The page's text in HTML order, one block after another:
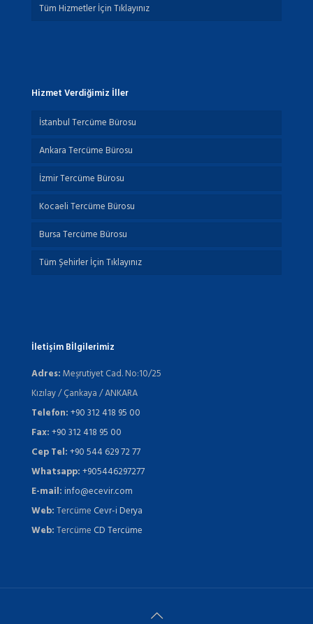
Tüm Hizmetler İçin Tıklayınız
Hizmet Verdiğimiz İller
İstanbul Tercüme Bürosu
Ankara Tercüme Bürosu
İzmir Tercüme Bürosu
Kocaeli Tercüme Bürosu
Bursa Tercüme Bürosu
Tüm Şehirler İçin Tıklayınız
İletişim Bİlgilerimiz
Adres:Meşrutiyet Cad. No:10/25
Kızılay / Çankaya / ANKARA
Telefon:+90 312 418 95 00
Fax:+90 312 418 95 00
Cep Tel:+90 544 629 72 77
Whatsapp:+905446297277
E-mail:info@ecevir.com
Web:Tercüme Cevr-i Derya
Web:Tercüme CD Tercüme